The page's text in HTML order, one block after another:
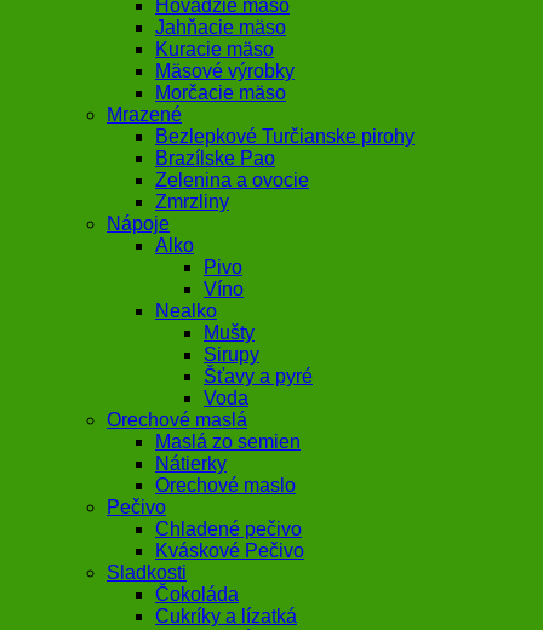
Hovädzie mäso
Jahňacie mäso
Kuracie mäso
Mäsové výrobky
Morčacie mäso
Mrazené
Bezlepkové Turčianske pirohy
Brazílske Pao
Zelenina a ovocie
Zmrzliny
Nápoje
Alko
Pivo
Víno
Nealko
Mušty
Sirupy
Šťavy a pyré
Voda
Orechové maslá
Maslá zo semien
Nátierky
Orechové maslo
Pečivo
Chladené pečivo
Kváskové Pečivo
Sladkosti
Čokoláda
Cukríky a lízatká